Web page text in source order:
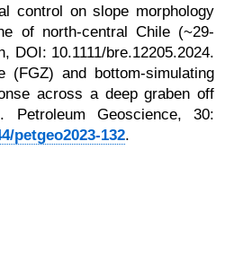
control on slope morphology
of north-central Chile (~29-
DOI: 10.1111/bre.12205.2024.
(FGZ) and bottom-simulating
across a deep graben off
Petroleum Geoscience, 30:
petgeo2023-132.